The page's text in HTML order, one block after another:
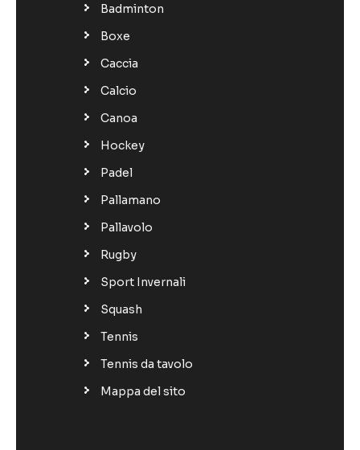
Badminton
Boxe
Caccia
Calcio
Canoa
Hockey
Padel
Pallamano
Pallavolo
Rugby
Sport Invernali
Squash
Tennis
Tennis da tavolo
Mappa del sito